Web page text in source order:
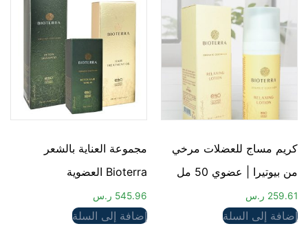
كريم مساج للعضلات مرخي
من بيوتيرا | عضوي 50 مل
259.61 ر.س
إضافة إلى السلة
مجموعة العناية بالشعر
Bioterra العضوية
545.96 ر.س
إضافة إلى السلة